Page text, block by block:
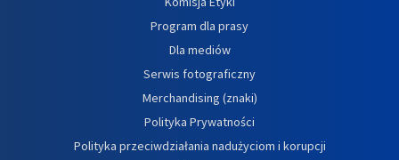
Program dla prasy
Dla mediów
Serwis fotograficzny
Merchandising (znaki)
Polityka Prywatności
Polityka przeciwdziałania nadużyciom i korupcji